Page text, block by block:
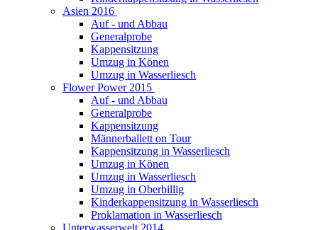
Asien 2016
Auf - und Abbau
Generalprobe
Kappensitzung
Umzug in Könen
Umzug in Wasserliesch
Flower Power 2015
Auf - und Abbau
Generalprobe
Kappensitzung
Männerballett on Tour
Kappensitzung in Wasserliesch
Umzug in Könen
Umzug in Wasserliesch
Umzug in Oberbillig
Kinderkappensitzung in Wasserliesch
Proklamation in Wasserliesch
Unterwasserwelt 2014